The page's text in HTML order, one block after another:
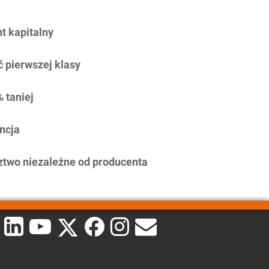
kapitalny
pierwszej klasy
taniej
niezależne od producenta